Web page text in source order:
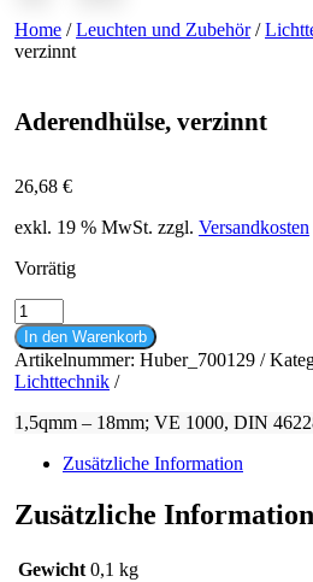
Home /Leuchten und Zubehör/
verzinnt
Aderendhülse, verzinnt
26,68 €
exkl. 19 % MwSt. zzgl. Versandkosten
Vorrätig
Aderendhülse,
verzinnt
Menge
In den Warenkorb
Artikelnummer: Huber_700129
Lichttechnik
1,5qmm – 18mm; VE 1000, DIN
Zusätzliche Information
Zusätzliche Information
Gewicht 0,1 kg